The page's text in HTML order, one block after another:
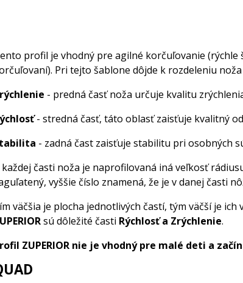
profil je vhodný pre agilné korčuľovanie
Pri tejto šablone dôjde k rozdeleniu noža
- predná časť noža určuje kvalitu
- stredná časť, táto oblasť zaisťuje kvalitný
- zadná čast zaisťuje stabilitu pri osobných
každej časti noža je naprofilovaná iná veľkosť
vyššie číslo znamená, že je v danej časti
väčšia je plocha jednotlivých častí, tým väčší je
sú dôležité časti Rýchlosť a Zrýchlenie.
ZUPERIOR nie je vhodný pre malé deti a